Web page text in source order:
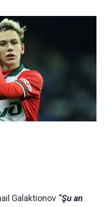
Galaktionov “Şu an